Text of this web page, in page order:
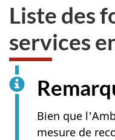
Liste des
services
Bien que
mesure de